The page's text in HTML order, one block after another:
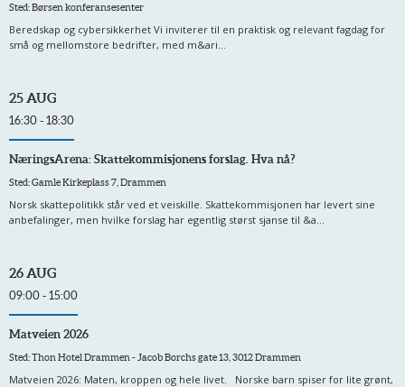
Sted: Børsen konferansesenter
Beredskap og cybersikkerhet Vi inviterer til en praktisk og relevant fagdag for
små og mellomstore bedrifter, med m&ari...
25 AUG
16:30 - 18:30
NæringsArena: Skattekommisjonens forslag. Hva nå?
Sted: Gamle Kirkeplass 7, Drammen
Norsk skattepolitikk står ved et veiskille. Skattekommisjonen har levert sine
anbefalinger, men hvilke forslag har egentlig størst sjanse til &a...
26 AUG
09:00 - 15:00
Matveien 2026
Sted: Thon Hotel Drammen - Jacob Borchs gate 13, 3012 Drammen
Matveien 2026: Maten, kroppen og hele livet. Norske barn spiser for lite grønt,